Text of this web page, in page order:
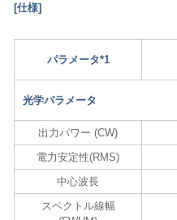
[仕様]
パラメータ*1
光学パラメータ
出力パワー (CW)
電力安定性(RMS)
中心波長
スペクトル線幅